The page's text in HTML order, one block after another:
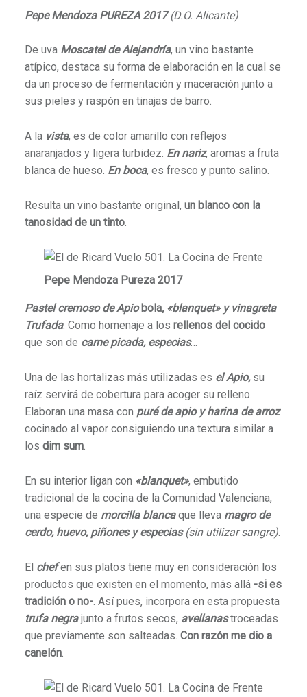
Pepe Mendoza PUREZA 2017 (D.O. Alicante)
De uva Moscatel de Alejandría, un vino bastante
atípico, destaca su forma de elaboración en la cual se
da un proceso de fermentación y maceración junto a
sus pieles y raspón en tinajas de barro.
A la vista, es de color amarillo con reflejos
anaranjados y ligera turbidez. En nariz, aromas a fruta
blanca de hueso. En boca, es fresco y punto salino.
Resulta un vino bastante original, un blanco con la
tanosidad de un tinto.
Pepe Mendoza Pureza 2017
Pastel cremoso de Apio bola, «blanquet» y vinagreta
Trufada. Como homenaje a los rellenos del cocido
que son de carne picada, especias…
Una de las hortalizas más utilizadas es el Apio, su
raíz servirá de cobertura para acoger su relleno.
Elaboran una masa con puré de apio y harina de arroz
cocinado al vapor consiguiendo una textura similar a
los dim sum.
En su interior ligan con «blanquet», embutido
tradicional de la cocina de la Comunidad Valenciana,
una especie de morcilla blancaque lleva magro de
cerdo, huevo, piñones y especias (sin utilizar sangre).
El chefen sus platos tiene muy en consideración los
productos que existen en el momento, más allá -si es
tradición o no-. Así pues, incorpora en esta propuesta
trufa negrajunto a frutos secos, avellanastroceadas
que previamente son salteadas. Con razón me dio a
canelón.